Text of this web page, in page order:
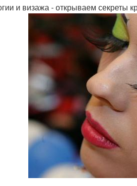
и визажа - открываем секреты